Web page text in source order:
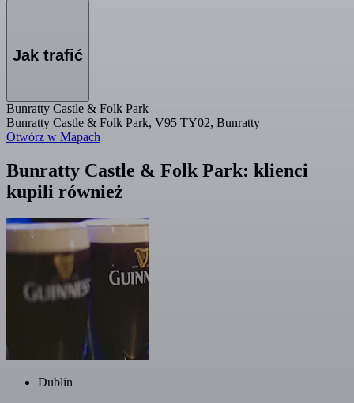
Jak trafić
Bunratty Castle & Folk Park
Bunratty Castle & Folk Park, V95 TY02, Bunratty
Otwórz w Mapach
Bunratty Castle & Folk Park: klienci
kupili również
Dublin